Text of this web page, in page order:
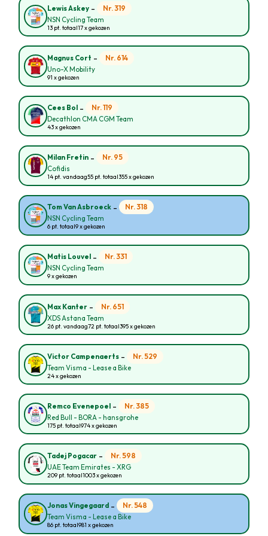
Lewis Askey - Nr. 319
NSN Cycling Team
13 pt. totaal17 x gekozen
Magnus Cort - Nr. 614
Uno-X Mobility
91 x gekozen
Cees Bol - Nr. 119
Decathlon CMA CGM Team
43 x gekozen
Milan Fretin - Nr. 95
Cofidis
14 pt. vandaag55 pt. totaal355 x gekozen
Tom Van Asbroeck - Nr. 318
NSN Cycling Team
6 pt. totaal9 x gekozen
Matis Louvel - Nr. 331
NSN Cycling Team
9 x gekozen
Max Kanter - Nr. 651
XDS Astana Team
26 pt. vandaag72 pt. totaal395 x gekozen
Victor Campenaerts - Nr. 529
Team Visma - Lease a Bike
24 x gekozen
Remco Evenepoel - Nr. 385
Red Bull - BORA - hansgrohe
175 pt. totaal974 x gekozen
Tadej Pogacar - Nr. 598
UAE Team Emirates - XRG
209 pt. totaal1003 x gekozen
Jonas Vingegaard - Nr. 548
Team Visma - Lease a Bike
86 pt. totaal981 x gekozen